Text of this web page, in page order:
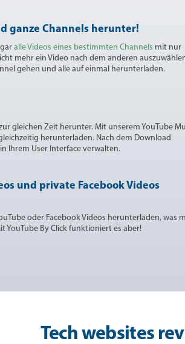
ganze Channels herunter!
alle Videos eines bestimmten Channels mit nur
mehr ein Video nach dem anderen
gehen und alle auf einmal herunterladen.
gleichen Zeit herunter. Mit unserem YouTube
herunterladen. Nach dem Download
Ihrem User Interface verwalten.
und private Facebook Videos
oder Facebook Videos herunterladen, was
By Click funktioniert es aber!
Tech websites